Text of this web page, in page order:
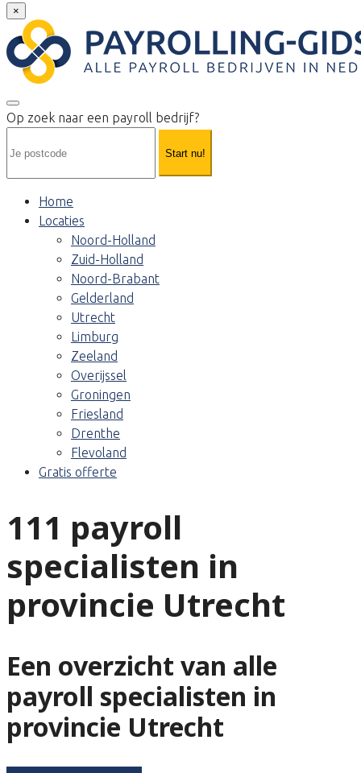
×
Op zoek naar een payroll bedrijf?
Start nu!
Home
Locaties
Noord-Holland
Zuid-Holland
Noord-Brabant
Gelderland
Utrecht
Limburg
Zeeland
Overijssel
Groningen
Friesland
Drenthe
Flevoland
Gratis offerte
111 payroll
specialisten in
provincie Utrecht
Een overzicht van alle
payroll specialisten in
provincie Utrecht